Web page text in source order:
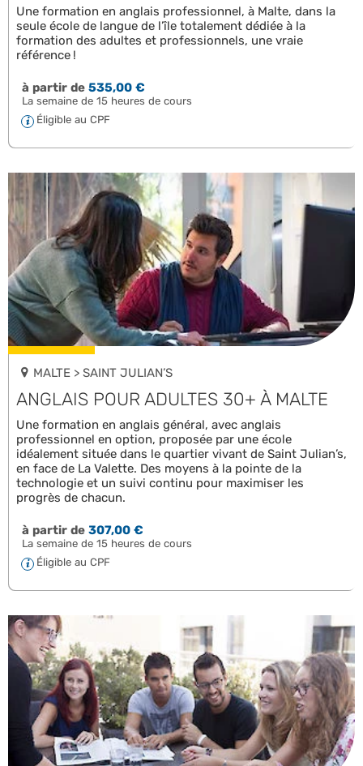
Une formation en anglais professionnel, à Malte, dans la
seule école de langue de l’île totalement dédiée à la
formation des adultes et professionnels, une vraie
référence !
à partir de535,00 €
La semaine de 15 heures de cours
Éligible au CPF
MALTE > SAINT JULIAN’S
ANGLAIS POUR ADULTES 30+ À MALTE
Une formation en anglais général, avec anglais
professionnel en option, proposée par une école
idéalement située dans le quartier vivant de Saint Julian’s,
en face de La Valette. Des moyens à la pointe de la
technologie et un suivi continu pour maximiser les
progrès de chacun.
à partir de307,00 €
La semaine de 15 heures de cours
Éligible au CPF